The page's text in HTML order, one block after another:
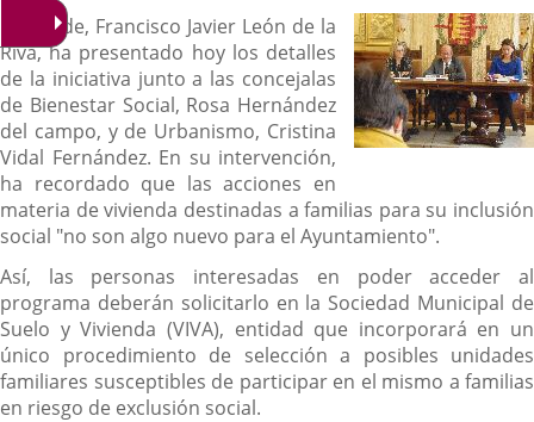
El alcalde, Francisco Javier León de la
Riva, ha presentado hoy los detalles
de la iniciativa junto a las concejalas
de Bienestar Social, Rosa Hernández
del campo, y de Urbanismo, Cristina
Vidal Fernández. En su intervención,
ha recordado que las acciones en
materia de vivienda destinadas a familias para su inclusión
social "no son algo nuevo para el Ayuntamiento".
Así, las personas interesadas en poder acceder al
programa deberán solicitarlo en la Sociedad Municipal de
Suelo y Vivienda (VIVA), entidad que incorporará en un
único procedimiento de selección a posibles unidades
familiares susceptibles de participar en el mismo a familias
en riesgo de exclusión social.